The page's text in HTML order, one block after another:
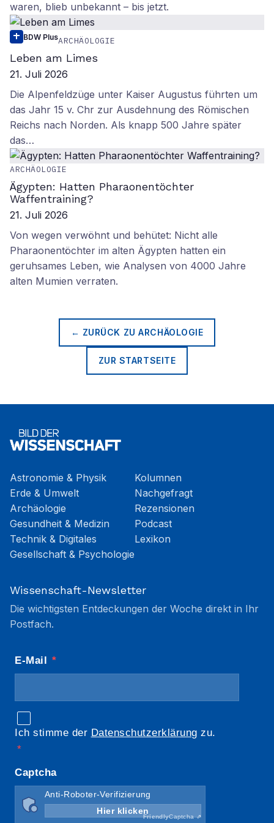
waren, blieb unbekannt – bis jetzt.
BDW PlusARCHÄOLOGIE
Leben am Limes
21. Juli 2026
Die Alpenfeldzüge unter Kaiser Augustus führten um
das Jahr 15 v. Chr zur Ausdehnung des Römischen
Reichs nach Norden. Als knapp 500 Jahre später
das…
ARCHÄOLOGIE
Ägypten: Hatten Pharaonentöchter
Waffentraining?
21. Juli 2026
Von wegen verwöhnt und behütet: Nicht alle
Pharaonentöchter im alten Ägypten hatten ein
geruhsames Leben, wie Analysen von 4000 Jahre
alten Mumien verraten.
← ZURÜCK ZUARCHÄOLOGIE
ZUR STARTSEITE
Astronomie & Physik
Erde & Umwelt
Archäologie
Gesundheit & Medizin
Technik & Digitales
Gesellschaft & Psychologie
Kolumnen
Nachgefragt
Rezensionen
Podcast
Lexikon
Wissenschaft-Newsletter
Die wichtigsten Entdeckungen der Woche direkt in Ihr
Postfach.